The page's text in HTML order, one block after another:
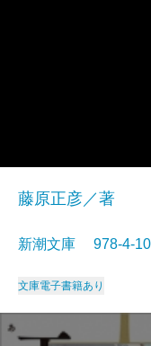
藤原正彦／著
新潮文庫 978-4-
文庫電子書籍あり